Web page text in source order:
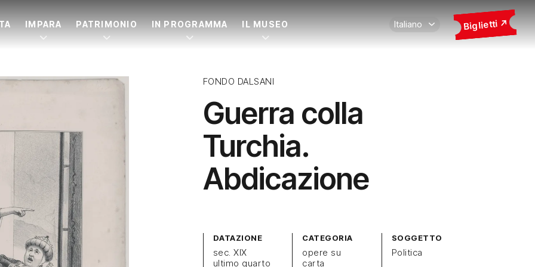
IMPARA PATRIMONIO IN PROGRAMMA IL MUSEO Biglietti
FONDO DALSANI
Guerra colla
Turchia.
Abdicazione
DATAZIONE
sec. XIX
ultimo quarto
CATEGORIA
opere su
carta
SOGGETTO
Politica